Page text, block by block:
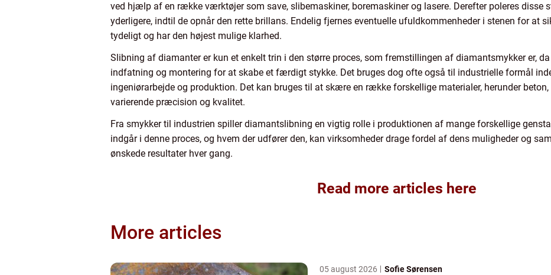
ved hjælp af en række værktøjer som save, slibemaskiner, boremaskiner og lasere. Derefter poleres disse
yderligere, indtil de opnår den rette brillans. Endelig fjernes eventuelle ufuldkommenheder i stenen for at
tydeligt og har den højest mulige klarhed.
Slibning af diamanter er kun et enkelt trin i den større proces, som fremstillingen af diamantsmykker er,
indfatning og montering for at skabe et færdigt stykke. Det bruges dog ofte også til industrielle formål
ingeniørarbejde og produktion. Det kan bruges til at skære en række forskellige materialer, herunder
varierende præcision og kvalitet.
Fra smykker til industrien spiller diamantslibning en vigtig rolle i produktionen af mange forskellige
indgår i denne proces, og hvem der udfører den, kan virksomheder drage fordel af dens muligheder og
ønskede resultater hver gang.
Read more articles here
More articles
05 august 2026 Sofie Sørensen